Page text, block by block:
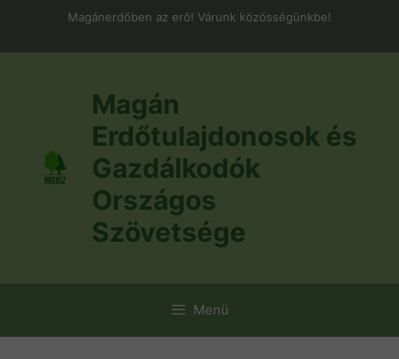
Magánerdőben az erő! Várunk közösségünkbe!
Magán
Erdőtulajdonosok és
Gazdálkodók
Országos
Szövetsége
Menü